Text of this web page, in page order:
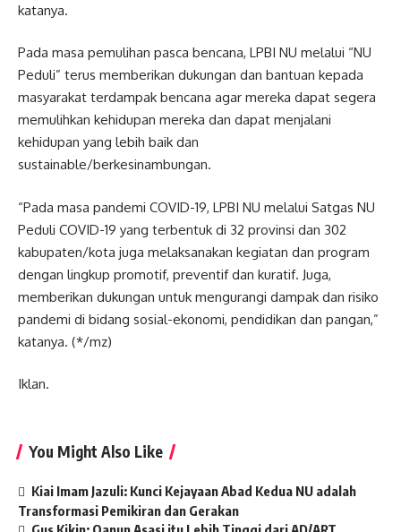
katanya.
Pada masa pemulihan pasca bencana, LPBI NU melalui “NU
Peduli” terus memberikan dukungan dan bantuan kepada
masyarakat terdampak bencana agar mereka dapat segera
memulihkan kehidupan mereka dan dapat menjalani
kehidupan yang lebih baik dan
sustainable/berkesinambungan.
“Pada masa pandemi COVID-19, LPBI NU melalui Satgas NU
Peduli COVID-19 yang terbentuk di 32 provinsi dan 302
kabupaten/kota juga melaksanakan kegiatan dan program
dengan lingkup promotif, preventif dan kuratif. Juga,
memberikan dukungan untuk mengurangi dampak dan risiko
pandemi di bidang sosial-ekonomi, pendidikan dan pangan,”
katanya. (*/mz)
Iklan.
You Might Also Like
Kiai Imam Jazuli: Kunci Kejayaan Abad Kedua NU adalah
Transformasi Pemikiran dan Gerakan